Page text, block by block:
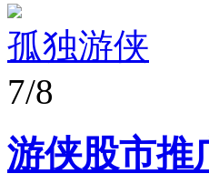
孤独游侠
7/8
游侠股市推